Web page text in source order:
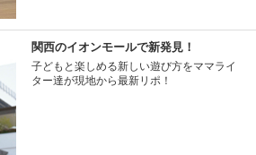
関西のイオンモールで新発見！
子どもと楽しめる新しい遊び方をママライ
ター達が現地から最新リポ！